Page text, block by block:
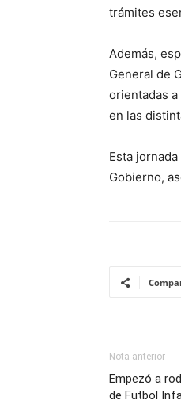
trámites
Además,
General de
orientadas
en las
Esta
Gobierno,
Nota anterior
Empezó a
de Futbol